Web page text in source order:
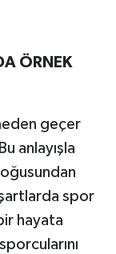
ÖRNEK
geçer
anlayışla
spor
hayata